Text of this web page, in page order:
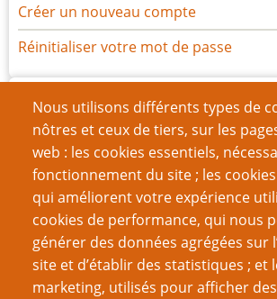
Nous utilisons différents types de
nôtres et ceux de tiers, sur les
web : les cookies essentiels,
fonctionnement du site ; les
qui améliorent votre expérience
cookies de performance, qui nous
générer des données agrégées sur
site et d’établir des statistiques ; et
marketing, utilisés pour afficher
Créer un nouveau compte
Réinitialiser votre mot de passe
Archives
juin 2024 (8)
mars 2024(7)
décembre 2023(14)
septembre 2023(8)
juin 2023 (13)